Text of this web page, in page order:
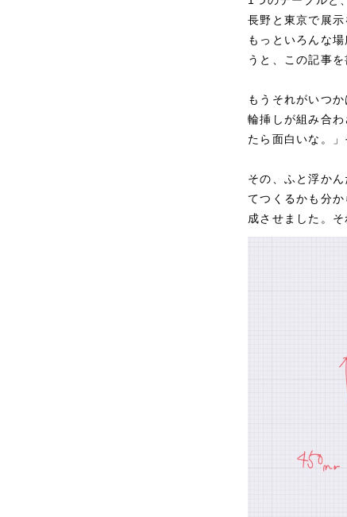
長野と東京で展示
もっといろんな
うと、この記事を
もうそれがいつ
輪挿しが組み合
たら面白いな。」
その、ふと浮か
てつくるかも分
成させました。そ